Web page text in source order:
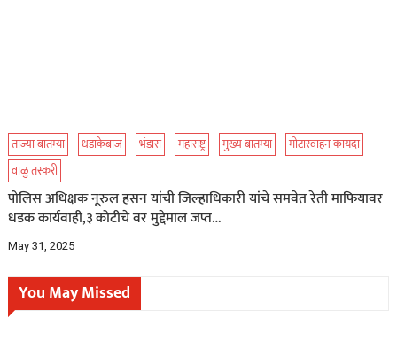
ताज्या बातम्या धडाकेबाज भंडारा महाराष्ट्र मुख्य बातम्या
मोटारवाहन कायदा
वाळु तस्करी
पोलिस अधिक्षक नूरुल हसन यांची जिल्हाधिकारी यांचे समवेत रेती माफियावर
धडक कार्यवाही,३ कोटीचे वर मुद्देमाल जप्त…
May 31, 2025
You May Missed